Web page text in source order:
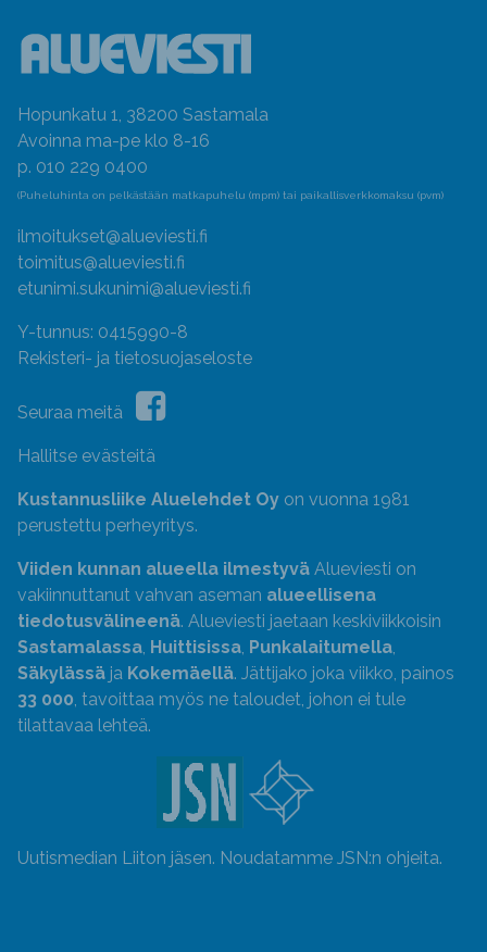
Hopunkatu 1, 38200 Sastamala
Avoinna ma-pe klo 8-16
p. 010 229 0400
(Puheluhinta on pelkästään matkapuhelu (mpm) tai paikallisverkkomaksu (pvm)
ilmoitukset@alueviesti.fi
toimitus@alueviesti.fi
etunimi.sukunimi@alueviesti.fi
Y-tunnus: 0415990-8
Rekisteri- ja tietosuojaseloste
Seuraa meitä
Hallitse evästeitä
Kustannusliike Aluelehdet Oy on vuonna 1981
perustettu perheyritys.
Viiden kunnan alueella ilmestyvä Alueviesti on
vakiinnuttanut vahvan aseman alueellisena
tiedotusvälineenä. Alueviesti jaetaan keskiviikkoisin
Sastamalassa, Huittisissa, Punkalaitumella,
Säkylässä ja Kokemäellä. Jättijako joka viikko, painos
33 000, tavoittaa myös ne taloudet, johon ei tule
tilattavaa lehteä.
Uutismedian Liiton jäsen. Noudatamme JSN:n ohjeita.